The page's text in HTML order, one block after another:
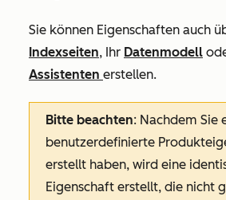
Sie können Eigenschaften auch
Indexseiten, Ihr Datenmodell
Assistenten erstellen.
Bitte beachten: Nachdem Sie
benutzerdefinierte
erstellt haben, wird eine
Eigenschaft erstellt, die nicht